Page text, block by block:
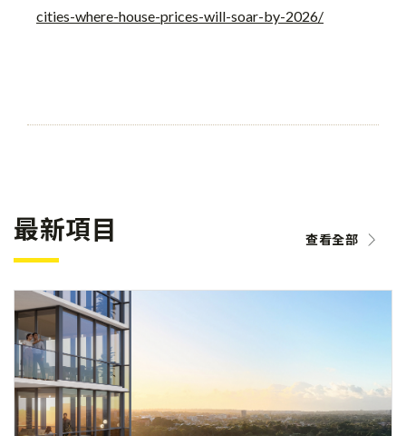
cities-where-house-prices-will-soar-by-2026/
最新項目 查看全部